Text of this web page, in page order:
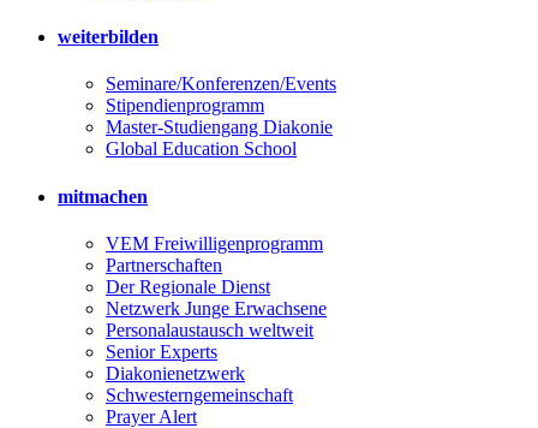
weiterbilden
Seminare/Konferenzen/Events
Stipendienprogramm
Master-Studiengang Diakonie
Global Education School
mitmachen
VEM Freiwilligenprogramm
Partnerschaften
Der Regionale Dienst
Netzwerk Junge Erwachsene
Personalaustausch weltweit
Senior Experts
Diakonienetzwerk
Schwesterngemeinschaft
Prayer Alert